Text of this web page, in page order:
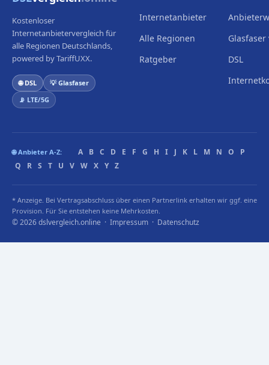
Kostenloser
Internetanbietervergleich für
alle Regionen Deutschlands,
powered by TariffUXX.
🌐 DSL
💡 Glasfaser
📡 LTE/5G
Internetanbieter
Alle Regionen
Ratgeber
Glasfaser
DSL
🌐 Anbieter A-Z: A B C D E F G H I J K L M N O
P
Q
R S T U V W X Y Z
* Anzeige. Bei Vertragsabschluss über einen Partnerlink erhalten wir ggf. eine
Provision. Für Sie entstehen keine Mehrkosten.
© 2026 dslvergleich.online · Impressum · Datenschutz